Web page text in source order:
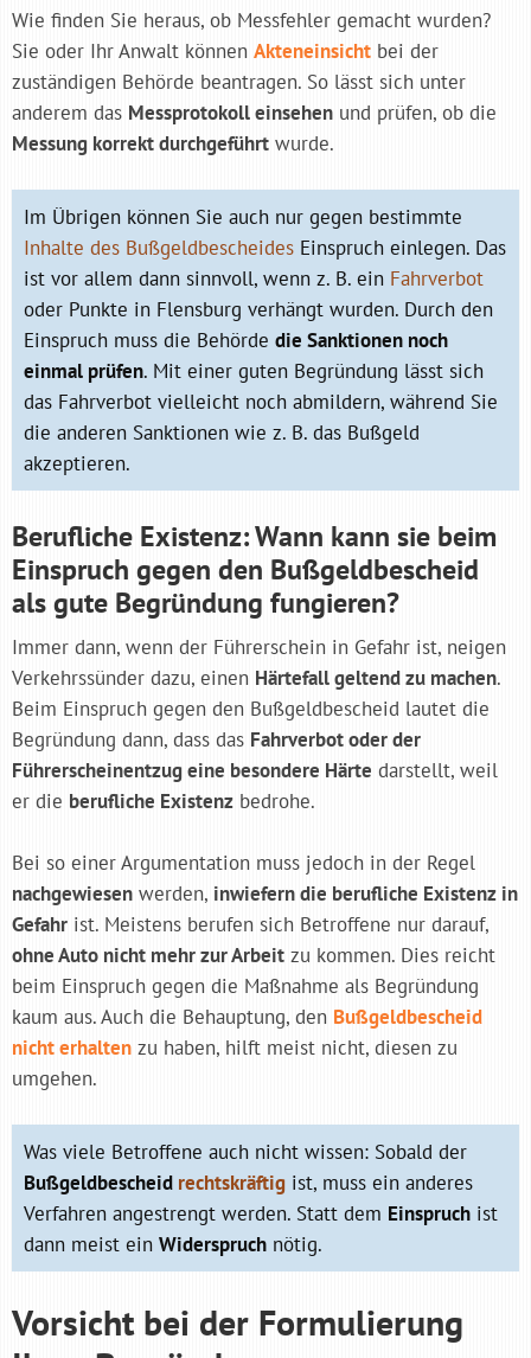
Wie finden Sie heraus, ob Messfehler gemacht wurden?
Sie oder Ihr Anwalt können Akteneinsicht bei der
zuständigen Behörde beantragen. So lässt sich unter
anderem das Messprotokoll einsehen und prüfen, ob die
Messung korrekt durchgeführt wurde.
Im Übrigen können Sie auch nur gegen bestimmte
Inhalte des Bußgeldbescheides Einspruch einlegen. Das
ist vor allem dann sinnvoll, wenn z. B. ein Fahrverbot
oder Punkte in Flensburg verhängt wurden. Durch den
Einspruch muss die Behörde die Sanktionen noch
einmal prüfen. Mit einer guten Begründung lässt sich
das Fahrverbot vielleicht noch abmildern, während Sie
die anderen Sanktionen wie z. B. das Bußgeld
akzeptieren.
Berufliche Existenz: Wann kann sie beim
Einspruch gegen den Bußgeldbescheid
als gute Begründung fungieren?
Immer dann, wenn der Führerschein in Gefahr ist, neigen
Verkehrssünder dazu, einen Härtefall geltend zu machen.
Beim Einspruch gegen den Bußgeldbescheid lautet die
Begründung dann, dass das Fahrverbot oder der
Führerscheinentzug eine besondere Härte darstellt, weil
er die berufliche Existenz bedrohe.
Bei so einer Argumentation muss jedoch in der Regel
nachgewiesen werden, inwiefern die berufliche Existenz in
Gefahr ist. Meistens berufen sich Betroffene nur darauf,
ohne Auto nicht mehr zur Arbeit zu kommen. Dies reicht
beim Einspruch gegen die Maßnahme als Begründung
kaum aus. Auch die Behauptung, den Bußgeldbescheid
nicht erhalten zu haben, hilft meist nicht, diesen zu
umgehen.
Was viele Betroffene auch nicht wissen: Sobald der
Bußgeldbescheid rechtskräftig ist, muss ein anderes
Verfahren angestrengt werden. Statt dem Einspruch ist
dann meist ein Widerspruch nötig.
Vorsicht bei der Formulierung